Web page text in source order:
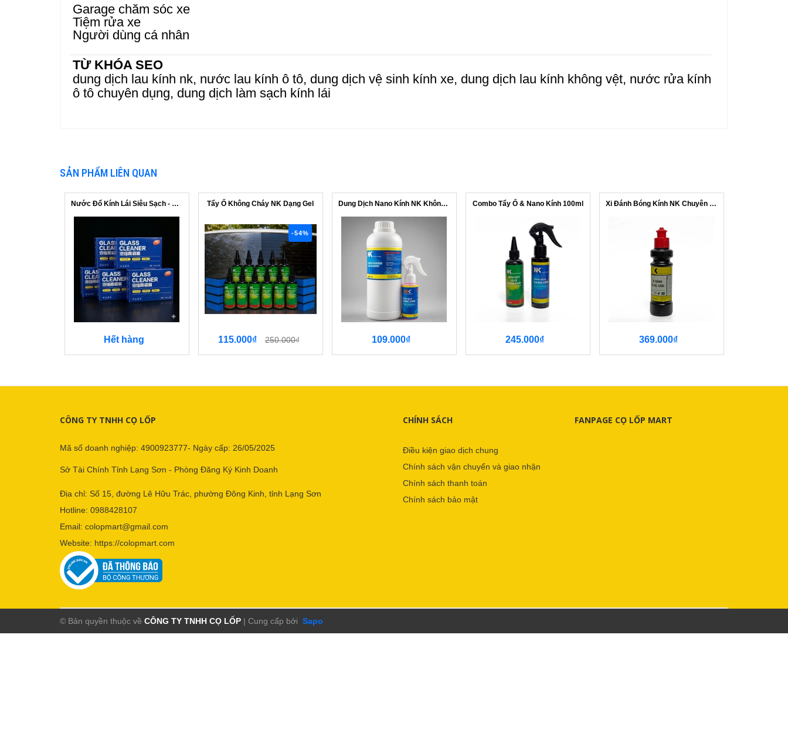
Garage chăm sóc xe
Tiệm rửa xe
Người dùng cá nhân
TỪ KHÓA SEO
dung dịch lau kính nk, nước lau kính ô tô, dung dịch vệ sinh kính xe, dung dịch lau kính không vệt, nước rửa kính
ô tô chuyên dụng, dung dịch làm sạch kính lái
SẢN PHẨM LIÊN QUAN
Nước Đổ Kính Lái Siêu Sạch - Không Gâ...
Hết hàng
Tẩy Ố Không Cháy NK Dạng Gel
-54%
115.000₫ 250.000₫
Dung Dịch Nano Kính NK Không Giật, Kh...
109.000₫
Combo Tẩy Ố & Nano Kính 100ml
245.000₫
Xi Đánh Bóng Kính NK Chuyên Dụng Xoá ...
369.000₫
CÔNG TY TNHH CỌ LỐP
Mã số doanh nghiệp: 4900923777- Ngày cấp: 26/05/2025
Sở Tài Chính Tỉnh Lạng Sơn - Phòng Đăng Ký Kinh Doanh
Địa chỉ: Số 15, đường Lê Hữu Trác, phường Đông Kinh, tỉnh Lạng Sơn
Hotline: 0988428107
Email: colopmart@gmail.com
Website: https://colopmart.com
CHÍNH SÁCH
Điều kiện giao dịch chung
Chính sách vận chuyển và giao nhận
Chính sách thanh toán
Chính sách bảo mật
FANPAGE CỌ LỐP MART
© Bản quyền thuộc về CÔNG TY TNHH CỌ LỐP | Cung cấp bởi Sapo